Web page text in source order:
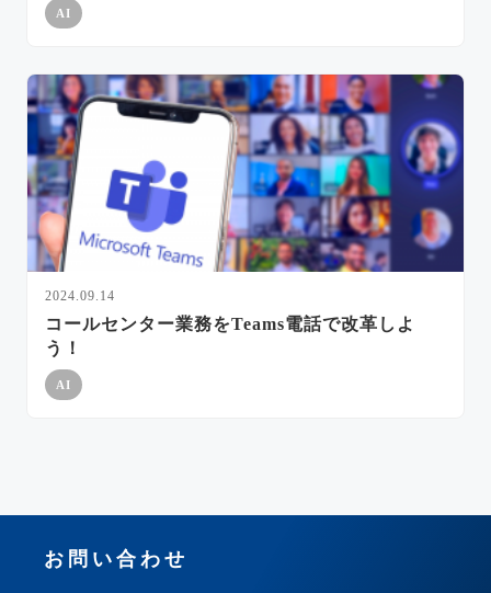
AI
2024.09.14
コールセンター業務をTeams電話で改革しよ
う！
AI
お問い合わせ